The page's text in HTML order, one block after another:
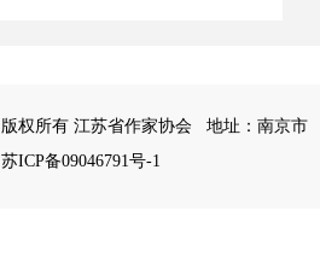
版权所有 江苏省作家协会
地址：南京市
苏ICP备09046791号-1